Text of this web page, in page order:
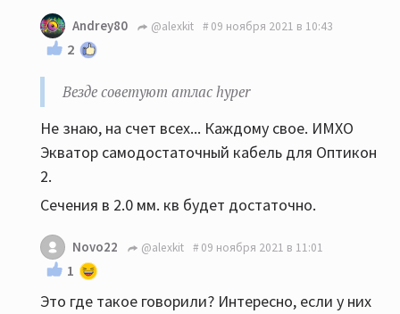
Andrey80 @alexkit 09 ноября 2021 в 10:43
2
Везде советуют атлас hyper
Не знаю, на счет всех... Каждому свое. ИМХО
Экватор самодостаточный кабель для Оптикон
2.
Сечения в 2.0 мм. кв будет достаточно.
Novo22 @alexkit 09 ноября 2021 в 11:01
1
Это где такое говорили? Интересно, если у них